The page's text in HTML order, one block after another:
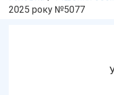
2025 року №5077